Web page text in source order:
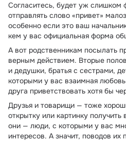
Согласитесь, будет уж слишком
отправлять слово «привет»
особенно если это ваш
кем у вас официальная форма
А вот родственникам посылать
верным действием. Вторые
и дедушки, братья с сестрами,
которыми у вас взаимная
друга приветствовать хотя бы
Друзья и товарищи — тоже
открытку или картинку
они — люди, с которыми у вас
интересов. А значит, поводов их